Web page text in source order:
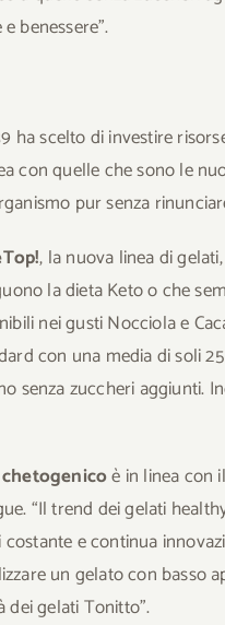
benessere”.
ha scelto di investire
con quelle che sono le
pur senza
, la nuova linea di
la dieta Keto o che
nei gusti Nocciola e
con una media di soli
senza zuccheri aggiunti.
è in linea con
“Il trend dei gelati
e continua
un gelato con basso
dei gelati Tonitto”.